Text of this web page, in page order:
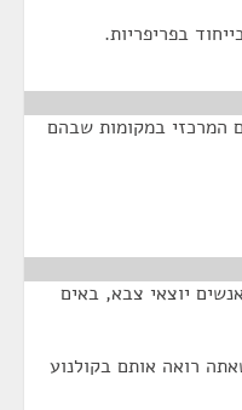
בפריפריות.
המרכזי במקומות שבהם
יוצאי צבא, באים
רואה אותם בקולנוע